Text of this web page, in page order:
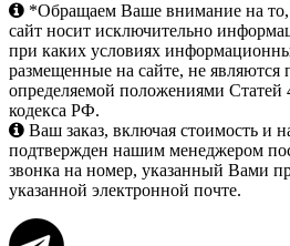
*Обращаем Ваше внимание на
сайт носит исключительно
при каких условиях
размещенные на сайте, не являются
определяемой положениями Статей
кодекса РФ.
Ваш заказ, включая стоимость и
подтвержден нашим менеджером
звонка на номер, указанный Вами
указанной электронной почте.